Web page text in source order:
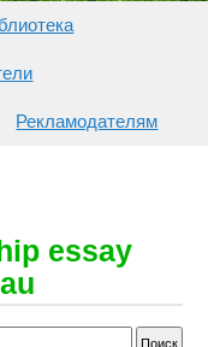
Рекламодателям
essay